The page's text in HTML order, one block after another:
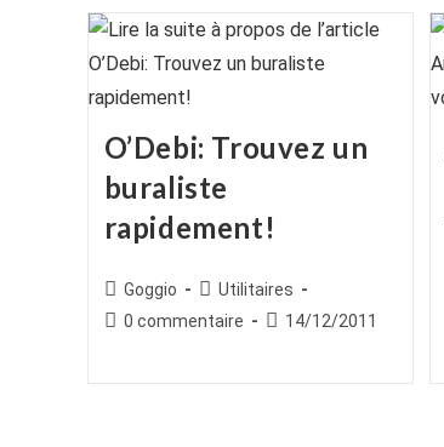
O’Debi: Trouvez un
buraliste
rapidement!
Auteur/autrice
de
Goggio
Post
category:
Utilitaires
Commentaires
0 commentaire
Publication
14/12/2011